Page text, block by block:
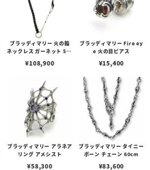
ブラッディマリー 火の輪
ネックレス ガーネット 50c
¥108,900
ブラッディマリー Fire ey
e 火の目ピアス
¥15,400
ブラッディマリー アラネア
リング アメシスト
¥58,300
ブラッディマリー タイニー
ボーン チェーン 60cm
¥83,600